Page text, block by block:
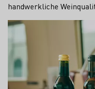
handwerkliche
Mehr erfahren